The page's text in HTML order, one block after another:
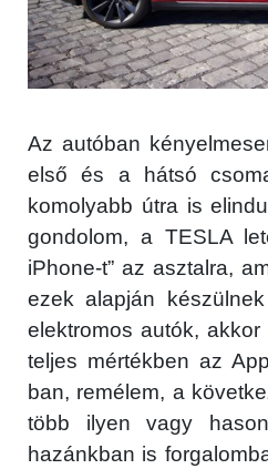
Az autóban
első és a hátsó
komolyabb útra is
gondolom, a TESLA
iPhone-t” az asztalra,
ezek alapján
elektromos autók,
teljes mértékben az
ban, remélem, a
több ilyen vagy
hazánkban is